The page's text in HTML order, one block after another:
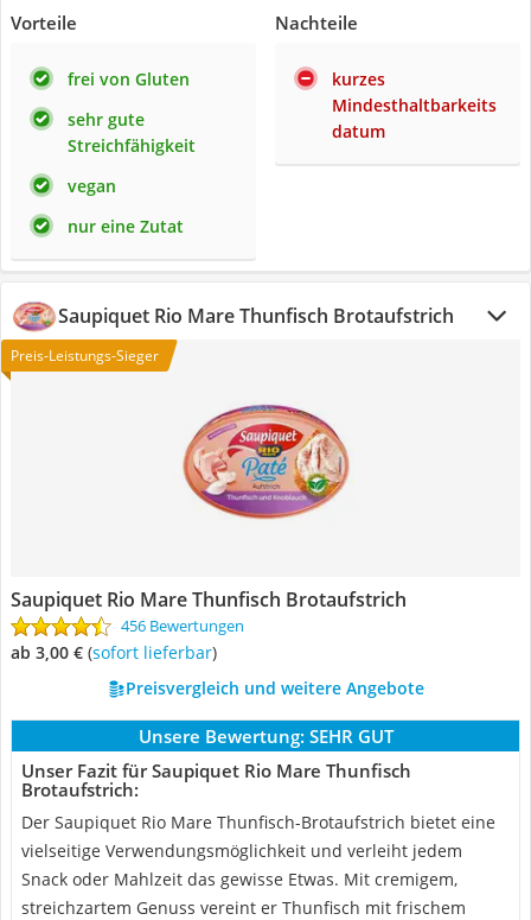
Vorteile
frei von Gluten
sehr gute
Streichfähigkeit
vegan
nur eine Zutat
Nachteile
kurzes
Mindesthaltbarkeits
datum
Saupiquet Rio Mare Thunfisch Brotaufstrich
Preis-Leistungs-Sieger
Saupiquet Rio Mare Thunfisch Brotaufstrich
456 Bewertungen
ab 3,00 € ( Sofort lieferbar)
Preisvergleich und weitere Angebote
Unsere Bewertung: SEHR GUT
Unser Fazit für Saupiquet Rio Mare Thunfisch
Brotaufstrich:
Der Saupiquet Rio Mare Thunfisch-Brotaufstrich bietet eine
vielseitige Verwendungsmöglichkeit und verleiht jedem
Snack oder Mahlzeit das gewisse Etwas. Mit cremigem,
streichzartem Genuss vereint er Thunfisch mit frischem